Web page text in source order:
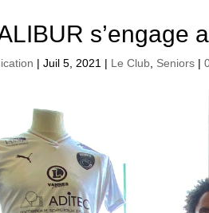
s’engage
|Juil 5, 2021 | Le Club, Seniors |